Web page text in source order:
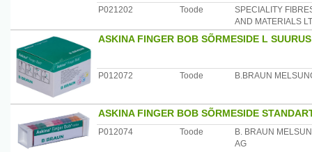
P021202 Toode
SPECIALITY
AND MATERIALS
ASKINA FINGER BOB SÕRMESIDE L
P012072 Toode B.BRAUN
ASKINA FINGER BOB SÕRMESIDE
P012074 Toode
B. BRAUN
AG